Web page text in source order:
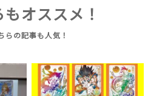
もオススメ！